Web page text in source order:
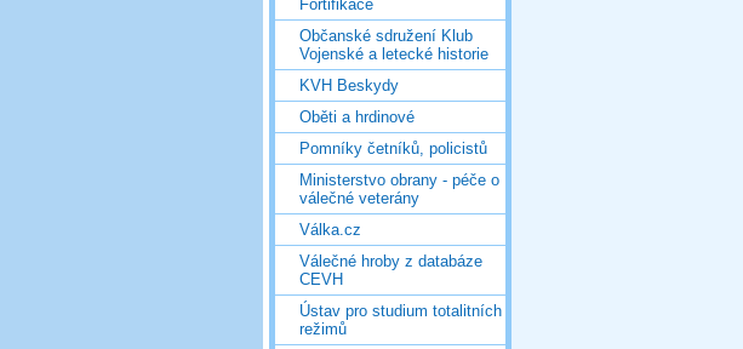
Fortifikace
Občanské sdružení Klub
Vojenské a letecké historie
KVH Beskydy
Oběti a hrdinové
Pomníky četníků, policistů
Ministerstvo obrany - péče o
válečné veterány
Válka.cz
Válečné hroby z databáze
CEVH
Ústav pro studium totalitních
režimů